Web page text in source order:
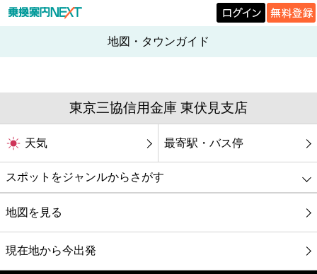
地図・タウンガイド
東京三協信用金庫 東伏見支店
天気 最寄駅・バス停
スポットをジャンルからさがす
グルメ
映画
地図を見る
現在地から今出発